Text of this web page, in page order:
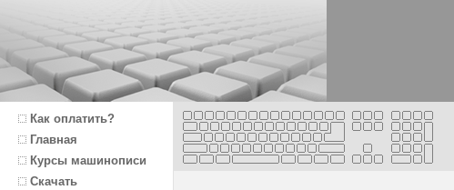
Как оплатить?
Главная
Курсы машинописи
Скачать